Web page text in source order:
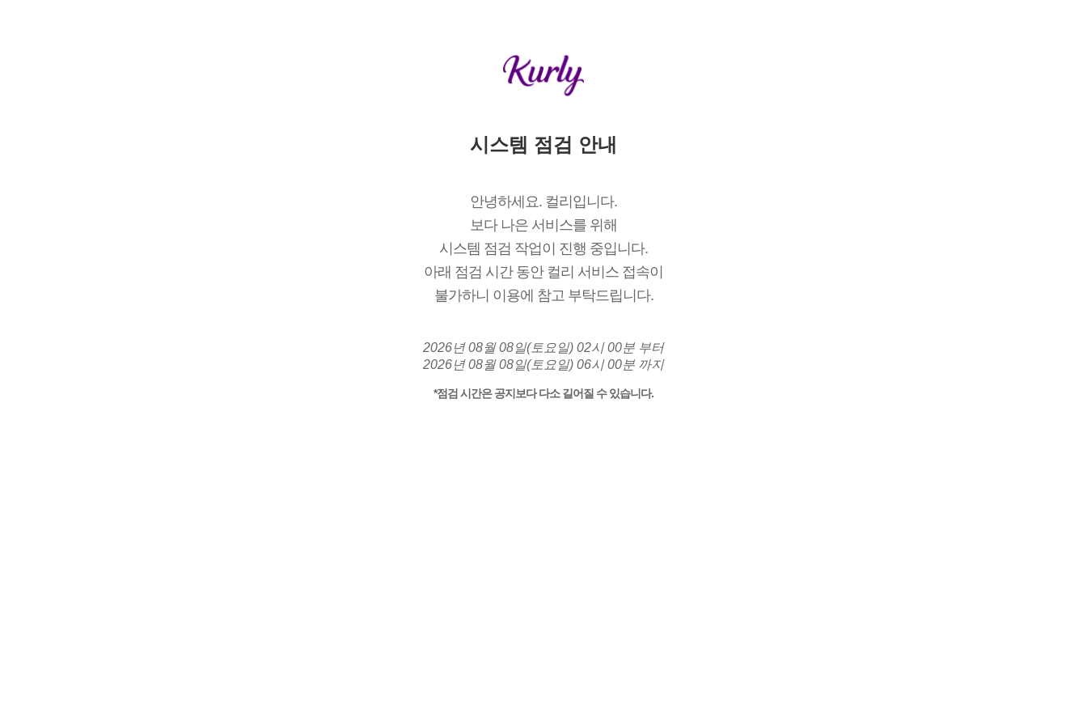
시스템 점검 안내
안녕하세요. 컬리입니다.
보다 나은 서비스를 위해
시스템 점검 작업이 진행 중입니다.
아래 점검 시간 동안 컬리 서비스 접속이
불가하니 이용에 참고 부탁드립니다.
2026년 08월 08일(토요일) 02시 00분 부터
2026년 08월 08일(토요일) 06시 00분 까지
*점검 시간은 공지보다 다소 길어질 수 있습니다.